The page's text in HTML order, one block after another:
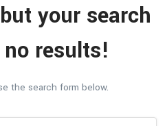
your search
results!
the search form below.